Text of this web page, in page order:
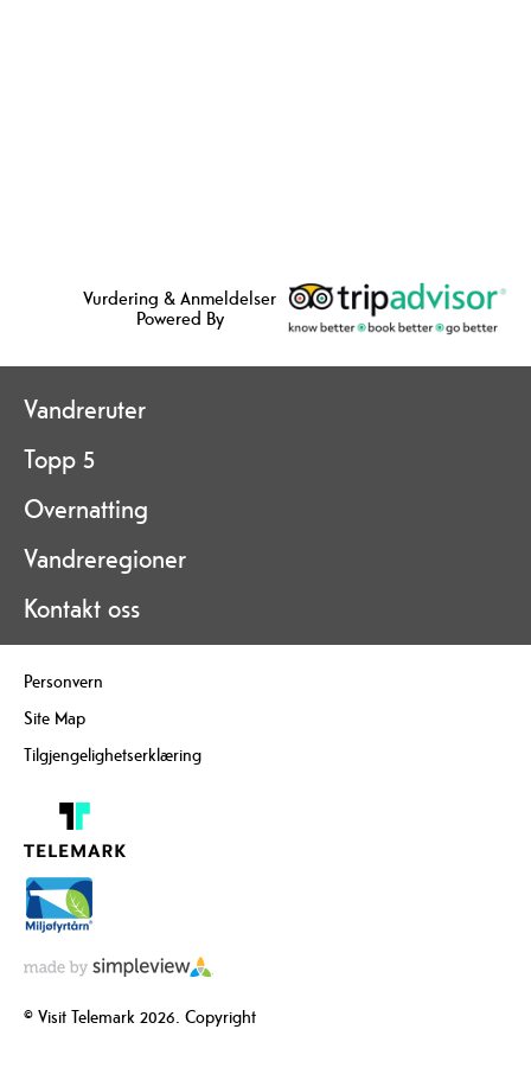
Vurdering & Anmeldelser
Powered By
Vandreruter
Topp 5
Overnatting
Vandreregioner
Kontakt oss
Personvern
Site Map
Tilgjengelighetserklæring
© Visit Telemark 2026. Copyright